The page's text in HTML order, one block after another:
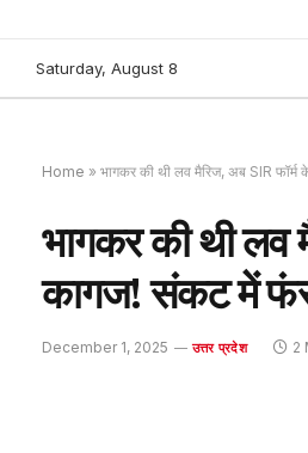
Saturday, August 8
Home » भागकर की थी लव मैरिज, अब SIR
भागकर की थी लव
कागज! संकट में
December 1, 2025 उत्तर प्रदेश 2